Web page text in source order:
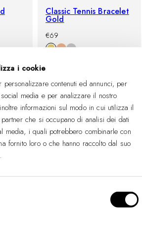
i cookie
personalizzare contenuti ed annunci, per
media e per analizzare il nostro
informazioni sul modo in cui utilizza il
che si occupano di analisi dei dati
media, i quali potrebbero combinarle con
fornito loro o che hanno raccolto dal suo
Classic Tennis Bracelet
Gold
-
%
Prezzo
di
€69